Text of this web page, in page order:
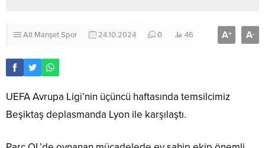
Alt ManşetSpor 24.10.2024 0 46 A+ A-
UEFA Avrupa Ligi’nin üçüncü haftasında temsilcimiz
Beşiktaş deplasmanda Lyon ile karşılaştı.